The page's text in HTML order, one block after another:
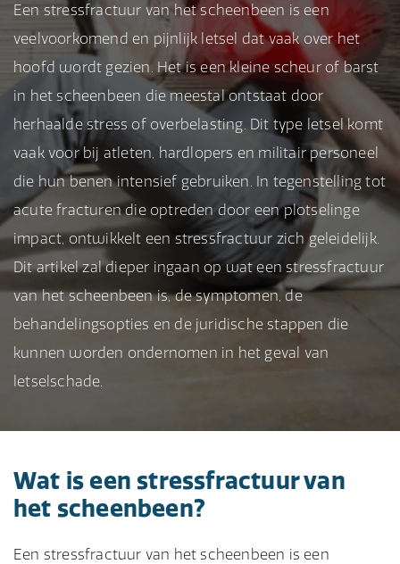
Een stressfractuur van het scheenbeen is een
veelvoorkomend en pijnlijk letsel dat vaak over het
hoofd wordt gezien. Het is een kleine scheur of barst
in het scheenbeen die meestal ontstaat door
herhaalde stress of overbelasting. Dit type letsel komt
vaak voor bij atleten, hardlopers en militair personeel
die hun benen intensief gebruiken. In tegenstelling tot
acute fracturen die optreden door een plotselinge
impact, ontwikkelt een stressfractuur zich geleidelijk.
Dit artikel zal dieper ingaan op wat een stressfractuur
van het scheenbeen is, de symptomen, de
behandelingsopties en de juridische stappen die
kunnen worden ondernomen in het geval van
letselschade.
Wat is een stressfractuur van
het scheenbeen?
Een stressfractuur van het scheenbeen is een